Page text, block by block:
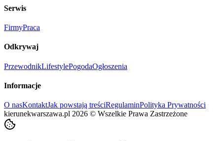
Serwis
FirmyPraca
Odkrywaj
PrzewodnikLifestylePogodaOgłoszenia
Informacje
O nasKontaktJak powstają treściRegulaminPolityka Prywatności
kierunekwarszawa.pl 2026 © Wszelkie Prawa Zastrzeżone